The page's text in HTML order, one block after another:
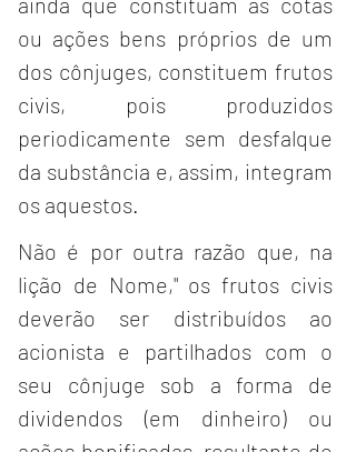
ou ações bens próprios de um
dos cônjuges, constituem frutos
civis, pois produzidos
periodicamente sem desfalque
da substância e, assim, integram
os aquestos.
Não é por outra razão que, na
lição de Nome," os frutos civis
deverão ser distribuídos ao
acionista e partilhados com o
seu cônjuge sob a forma de
dividendos (em dinheiro) ou